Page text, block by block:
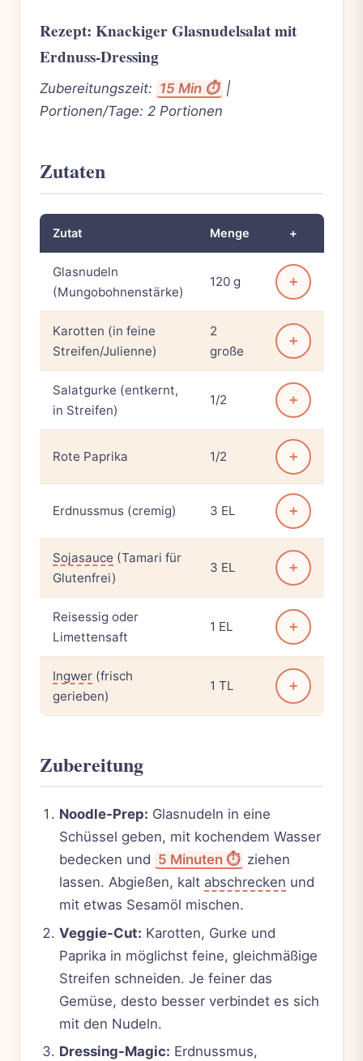
Rezept: Knackiger Glasnudelsalat mit
Erdnuss-Dressing
Zubereitungszeit: 15 Min ⏱️ |
Portionen/Tage: 2 Portionen
Zutaten
Zutat Menge +
Glasnudeln
(Mungobohnenstärke)
120 g +
Karotten (in feine
Streifen/Julienne)
2
große
+
Salatgurke (entkernt,
in Streifen)
1/2 +
Rote Paprika 1/2 +
Erdnussmus (cremig) 3 EL +
Sojasauce (Tamari für
Glutenfrei)
3 EL +
Reisessig oder
Limettensaft
1 EL +
Ingwer (frisch
gerieben)
1 TL +
Zubereitung
Noodle-Prep: Glasnudeln in eine
Schüssel geben, mit kochendem Wasser
bedecken und 5 Minuten ⏱️ ziehen
lassen. Abgießen, kalt abschrecken und
mit etwas Sesamöl mischen.
Veggie-Cut: Karotten, Gurke und
Paprika in möglichst feine, gleichmäßige
Streifen schneiden. Je feiner das
Gemüse, desto besser verbindet es sich
mit den Nudeln.
Dressing-Magic: Erdnussmus,